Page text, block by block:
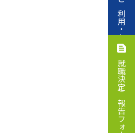
ご利用・お申込み
就職決定ご報告フォーム